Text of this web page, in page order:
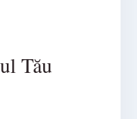
Tău